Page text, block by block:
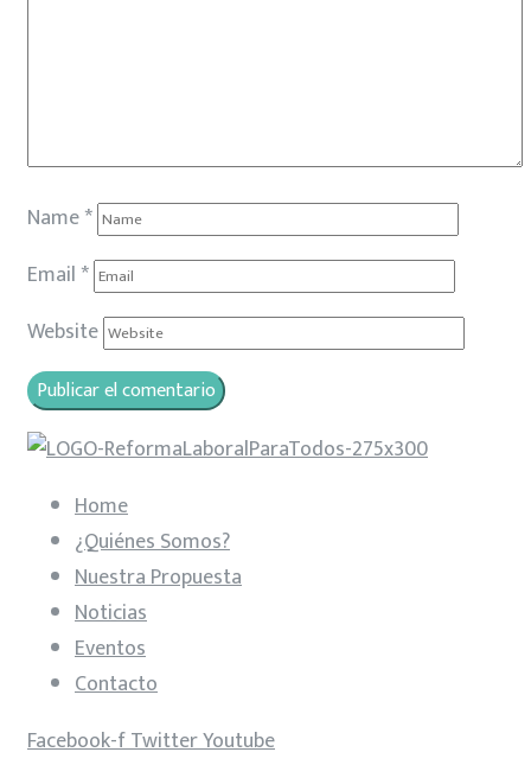
Name*
Email *
Website
Home
¿Quiénes Somos?
Nuestra Propuesta
Noticias
Eventos
Contacto
Facebook-fTwitterYoutube